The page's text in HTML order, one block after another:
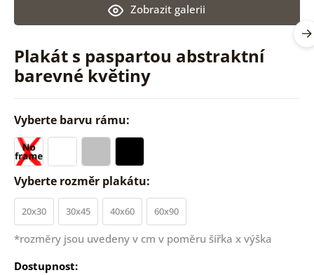
Plakát s paspartou abstraktní
barevné květiny
Zobrazit galerii
Vyberte barvu rámu:
Vyberte rozměr plakátu:
20x30 30x45 40x60 60x90
*rozměry jsou uvedeny v cm v poměru šířka x výška
Dostupnost: